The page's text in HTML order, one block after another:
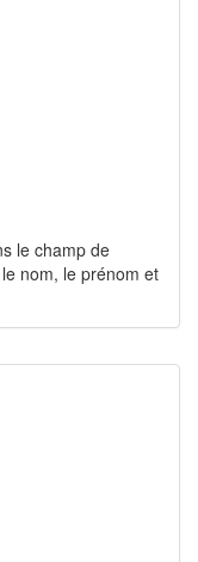
le champ de
nom, le prénom et